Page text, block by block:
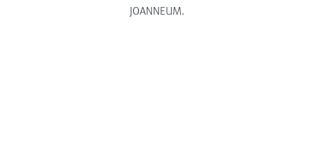
JOANNEUM.